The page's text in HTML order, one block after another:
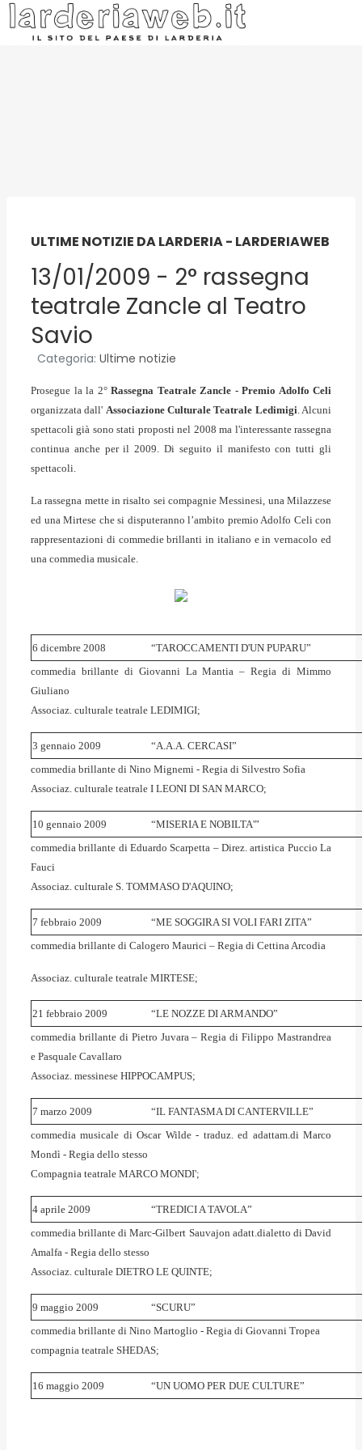
ULTIME NOTIZIE DA LARDERIA - LARDERIAWEB
13/01/2009 - 2° rassegna
teatrale Zancle al Teatro
Savio
Categoria: Ultime notizie
Prosegue la la 2° Rassegna Teatrale Zancle - Premio Adolfo Celi
organizzata dall' Associazione Culturale Teatrale Ledimigi. Alcuni
spettacoli già sono stati proposti nel 2008 ma l'interessante rassegna
continua anche per il 2009. Di seguito il manifesto con tutti gli
spettacoli.
La rassegna mette in risalto sei compagnie Messinesi, una Milazzese
ed una Mirtese che si disputeranno l’ambito premio Adolfo Celi con
rappresentazioni di commedie brillanti in italiano e in vernacolo ed
una commedia musicale.
6 dicembre 2008
“TAROCCAMENTI D'UN PUPARU”
commedia brillante di Giovanni La Mantia – Regia di Mimmo
Giuliano
Associaz. culturale teatrale LEDIMIGI;
3 gennaio 2009
“A.A.A. CERCASI”
commedia brillante di Nino Mignemi - Regia di Silvestro Sofia
Associaz. culturale teatrale I LEONI DI SAN MARCO;
10 gennaio 2009
“MISERIA E NOBILTA'”
commedia brillante di Eduardo Scarpetta – Direz. artistica Puccio La
Fauci
Associaz. culturale S. TOMMASO D'AQUINO;
7 febbraio 2009
“ME SOGGIRA SI VOLI FARI ZITA”
commedia brillante di Calogero Maurici – Regia di Cettina Arcodia
Associaz. culturale teatrale MIRTESE;
21 febbraio 2009
“LE NOZZE DI ARMANDO”
commedia brillante di Pietro Juvara – Regia di Filippo Mastrandrea
e Pasquale Cavallaro
Associaz. messinese HIPPOCAMPUS;
7 marzo 2009
“IL FANTASMA DI CANTERVILLE”
commedia musicale di Oscar Wilde - traduz. ed adattam.di Marco
Mondì - Regia dello stesso
Compagnia teatrale MARCO MONDI';
4 aprile 2009
“TREDICI A TAVOLA”
commedia brillante di Marc-Gilbert Sauvajon adatt.dialetto di David
Amalfa - Regia dello stesso
Associaz. culturale DIETRO LE QUINTE;
9 maggio 2009
“SCURU”
commedia brillante di Nino Martoglio - Regia di Giovanni Tropea
compagnia teatrale SHEDAS;
16 maggio 2009 “UN UOMO PER DUE CULTURE”